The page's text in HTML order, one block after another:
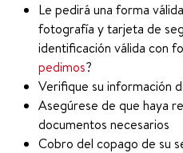
Le pedirá una forma
fotografía y tarjeta de
identificación válida con
pedimos?
Verifique su información
Asegúrese de que haya
documentos necesarios
Cobro del copago de su